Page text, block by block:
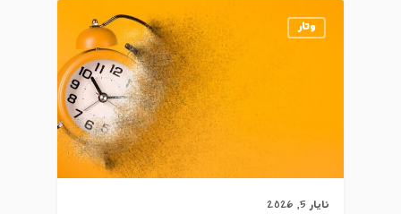
وتار
ئایار 5, 2026